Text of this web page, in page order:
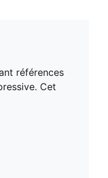
références
Cet